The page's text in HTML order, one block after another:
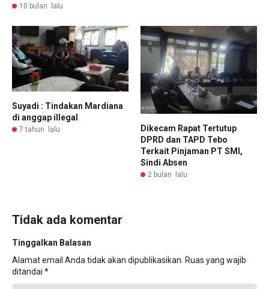
10 bulan lalu
Suyadi : Tindakan Mardiana
di anggap illegal
7 tahun lalu
Dikecam Rapat Tertutup
DPRD dan TAPD Tebo
Terkait Pinjaman PT SMI,
Sindi Absen
2 bulan lalu
Tidak ada komentar
Tinggalkan Balasan
Alamat email Anda tidak akan dipublikasikan. Ruas yang wajib
ditandai *